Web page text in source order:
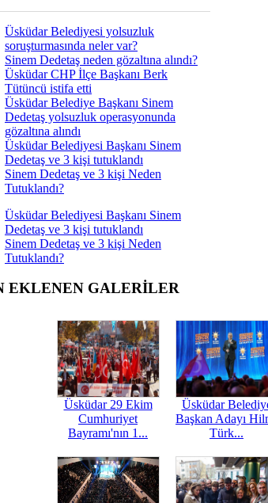
Üsküdar Belediyesi yolsuzluk
soruşturmasında neler var?
Sinem Dedetaş neden gözaltına alındı?
Üsküdar CHP İlçe Başkanı Berk
Tütüncü istifa etti
Üsküdar Belediye Başkanı Sinem
Dedetaş yolsuzluk operasyonunda
gözaltına alındı
Üsküdar Belediyesi Başkanı Sinem
Dedetaş ve 3 kişi tutuklandı
Sinem Dedetaş ve 3 kişi Neden
Tutuklandı?
Üsküdar Belediyesi Başkanı Sinem
Dedetaş ve 3 kişi tutuklandı
Sinem Dedetaş ve 3 kişi Neden
Tutuklandı?
EKLENEN GALERİLER
Üsküdar 29 Ekim
Cumhuriyet
Bayramı'nın 1...
Üsküdar
Başkan Adayı
Türk...